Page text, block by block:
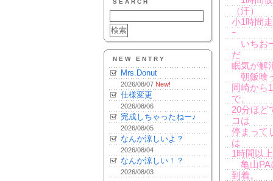
SEARCH
NEW ENTRY
Mrs.Donut
2026/08/07 New!
仕様変更
2026/08/06
完成しちゃったねー♪
2026/08/05
なんか涼しいよ？
2026/08/04
なんか涼しい！？
2026/08/03
（汗）
小1時間
ｰ
いちお
だ
眠気が解
朝飯喰
岡崎から
で、
20分ほど
コは
停まって
は
1時間以
亀山PA
到着。